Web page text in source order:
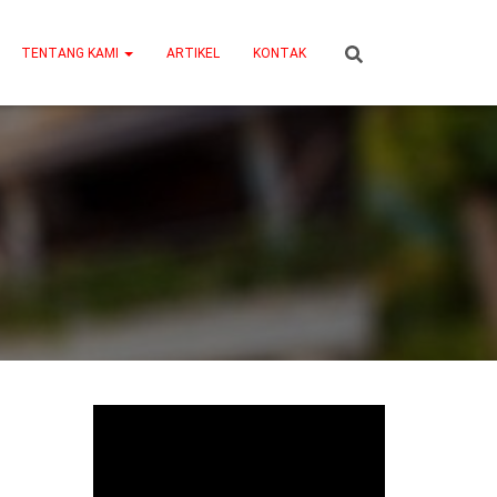
TENTANG KAMI ARTIKEL KONTAK